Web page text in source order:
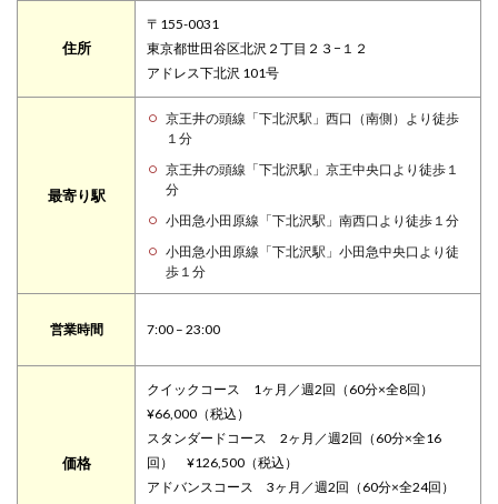
住所
〒155-0031
東京都世田谷区北沢２丁目２３−１２
アドレス下北沢 101号
最寄り駅
京王井の頭線「下北沢駅」西口（南側）より徒歩
１分
京王井の頭線「下北沢駅」京王中央口より徒歩１
分
小田急小田原線「下北沢駅」南西口より徒歩１分
小田急小田原線「下北沢駅」小田急中央口より徒
歩１分
営業時間 7:00 – 23:00
価格
クイックコース 1ヶ月／週2回（60分×全8回）
¥66,000（税込）
スタンダードコース 2ヶ月／週2回（60分×全16
回） ¥126,500（税込）
アドバンスコース 3ヶ月／週2回（60分×全24回）